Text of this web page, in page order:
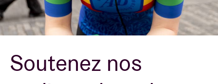
Location de salles
BRDCST
Soutenez nos